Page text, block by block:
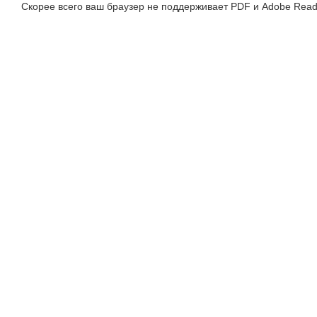
Скорее всего ваш браузер не поддерживает PDF и Adobe